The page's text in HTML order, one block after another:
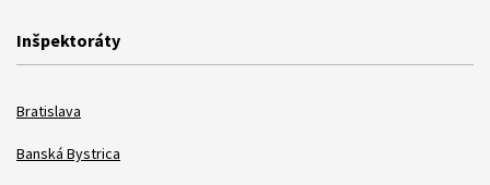
Inšpektoráty
Bratislava
Banská Bystrica